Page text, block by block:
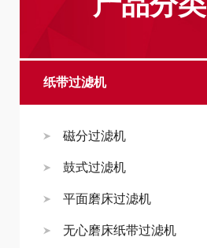
纸带过滤机
磁分过滤机
鼓式过滤机
平面磨床过滤机
无心磨床纸带过滤机